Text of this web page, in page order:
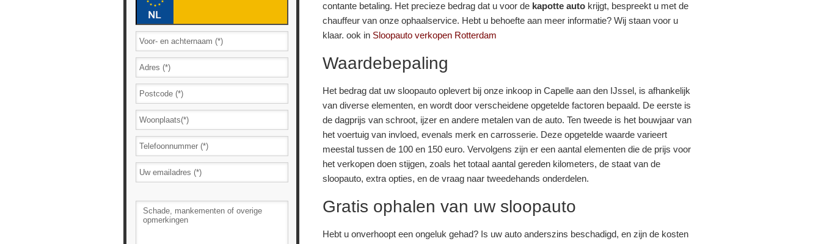
contante betaling. Het precieze bedrag dat u voor dekapotte autokrijgt, bespreekt u met de
chauffeur van onze ophaalservice. Hebt u behoefte aan meer informatie? Wij staan voor u
klaar. ook in Sloopauto verkopen Rotterdam
Waardebepaling
Het bedrag dat uw sloopauto oplevert bij onze inkoop in Capelle aan den IJssel, is afhankelijk
van diverse elementen, en wordt door verscheidene opgetelde factoren bepaald. De eerste is
de dagprijs van schroot, ijzer en andere metalen van de auto. Ten tweede is het bouwjaar van
het voertuig van invloed, evenals merk en carrosserie. Deze opgetelde waarde varieert
meestal tussen de 100 en 150 euro. Vervolgens zijn er een aantal elementen die de prijs voor
het verkopen doen stijgen, zoals het totaal aantal gereden kilometers, de staat van de
sloopauto, extra opties, en de vraag naar tweedehands onderdelen.
Gratis ophalen van uw sloopauto
Hebt u onverhoopt een ongeluk gehad? Is uw auto anderszins beschadigd, en zijn de kosten